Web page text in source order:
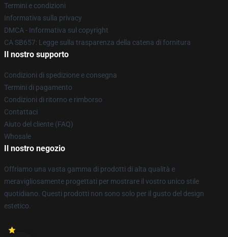
Termini e condizioni
Informativa sulla privacy
DMCA - Informativa sul copyright
CA SB657: Legge sulla trasparenza della catena di fornitura
Il nostro supporto
Condizioni di spedizione e consegna
Termini di pagamento
Condizioni di ritorno e rimborso
Contattaci
Aiuto del cliente (FAQ)
Whosale
Il nostro negozio
Offriamo una vasta gamma di prodotti di alta qualità e
meravigliosamente progettati per mostrare il vostro unico stile
quotidiano. Questi prodotti non sono solo per il gusto del design
estetico.